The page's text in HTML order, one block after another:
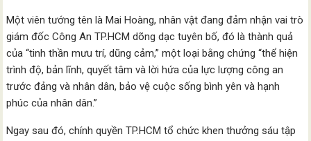
Một viên tướng tên là Mai Hoàng, nhân vật đang đảm nhận vai trò
giám đốc Công An TP.HCM dõng dạc tuyên bố, đó là thành quả
của “tinh thần mưu trí, dũng cảm,” một loại bằng chứng “thể hiện
trình độ, bản lĩnh, quyết tâm và lời hứa của lực lượng công an
trước đảng và nhân dân, bảo vệ cuộc sống bình yên và hạnh
phúc của nhân dân.”
Ngay sau đó, chính quyền TP.HCM tổ chức khen thưởng sáu tập